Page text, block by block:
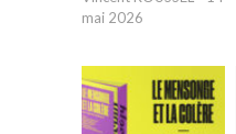
mai 2026